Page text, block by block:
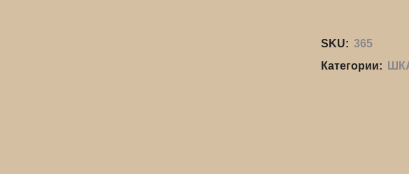
SKU: 365
Категории: